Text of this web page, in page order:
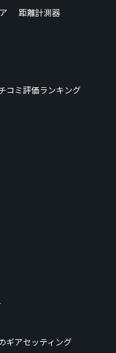
距離計測器
コミ評価ランキング
ギアセッティング